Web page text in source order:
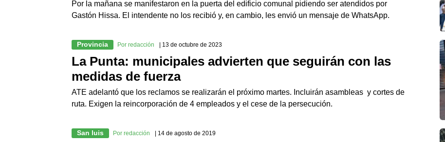
Por la mañana se manifestaron en la puerta del edificio comunal pidiendo ser atendidos por
Gastón Hissa. El intendente no los recibió y, en cambio, les envió un mensaje de WhatsApp.
Provincia Por redacción | 13 de octubre de 2023
La Punta: municipales advierten que seguirán con las
medidas de fuerza
ATE adelantó que los reclamos se realizarán el próximo martes. Incluirán asambleas y cortes de
ruta. Exigen la reincorporación de 4 empleados y el cese de la persecución.
San luis Por redacción | 14 de agosto de 2019